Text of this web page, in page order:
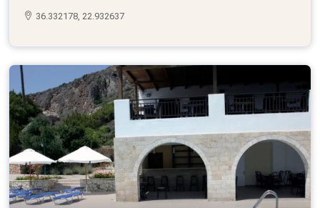
36.332178, 22.932637